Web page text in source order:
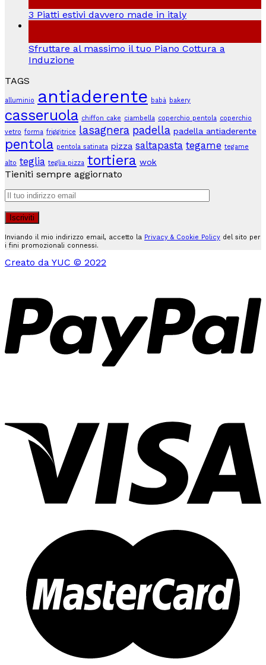
3 Piatti estivi davvero made in italy
Sfruttare al massimo il tuo Piano Cottura a
Induzione
TAGS
alluminio antiaderente babà bakery
casseruola chiffon cake ciambella coperchio pentola coperchio
vetro forma friggitrice lasagnera padella padella antiaderente
pentola pentola satinata pizza saltapasta tegame tegame
alto teglia teglia pizza tortiera wok
Tieniti sempre aggiornato
Inviando il mio indirizzo email, accetto la Privacy & Cookie Policy del sito per
i fini promozionali connessi.
Creato da YUC © 2022